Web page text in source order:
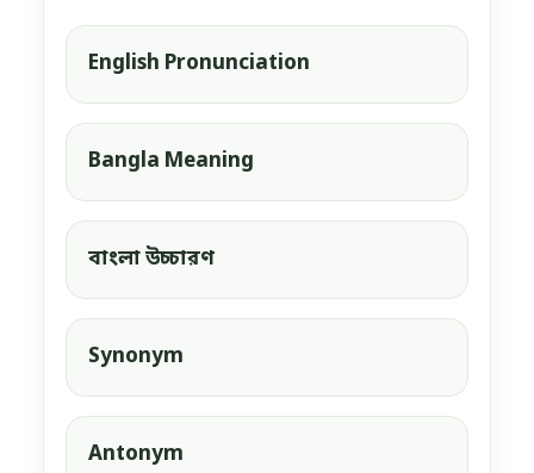
English Pronunciation
Bangla Meaning
বাংলা উচ্চারণ
Synonym
Antonym